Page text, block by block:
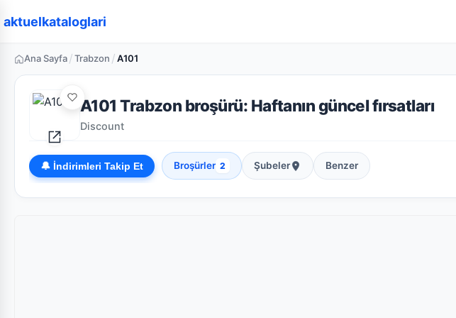
aktuelkataloglari
Ana Sayfa/Trabzon /A101
A101 Trabzon broşürü: Haftanın güncel fırsatları
Discount
🔔 İndirimleri Takip Et Broşürler 2 Şubeler Benzer